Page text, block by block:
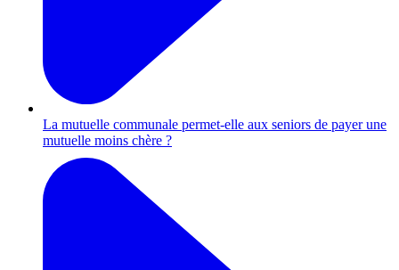
La mutuelle communale permet-elle aux seniors de payer une
mutuelle moins chère ?